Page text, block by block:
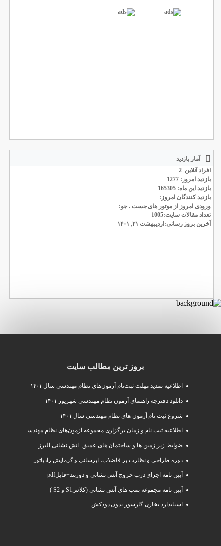
آمار بازدید
افراد آنلاین: 2
بازدید امروز: 1277
بازدید این ماه: 165305
بازدید کنندگان امروز:
ورودی امروز از موتور های جست . جو:
تعداد مقالات سایت:1005
آخرین بروز رسانی:اردیبهشت ۲۱, ۱۴۰۱
بروز ترین مطالب سایت
اطلاعیه تمدید مهلت ثبت‌نام آزمون‌های نظام مهندسی سال ۱۴۰۱
دانلود دفترچه راهنمای آزمون نظام مهندسی شهریور ۱۴۰۱
شروع ثبت نام آزمون های نظام مهندسی سال ۱۴۰۱
اطلاعیه ثبت نام و زمان برگزاری مجموعه آزمون‌های نظام مهندسی ساختمان سال ۱۴۰۱
ضوابط زیر زمین ها و ساختمان های عمیق- آتش نشانی البرز
دوره طراحی و نظارت بر فاضلاب، آبرسانی و گرمایش رادیاتور
آیین نامه اجرای درب خروج آتش نشانی و دوربند+فایلpdf
آیین نامه مجموعه پمپ های آتش نشانی (کلاسS1 و S2 )
استاندارد بخاری گازسوز بدون دودکش